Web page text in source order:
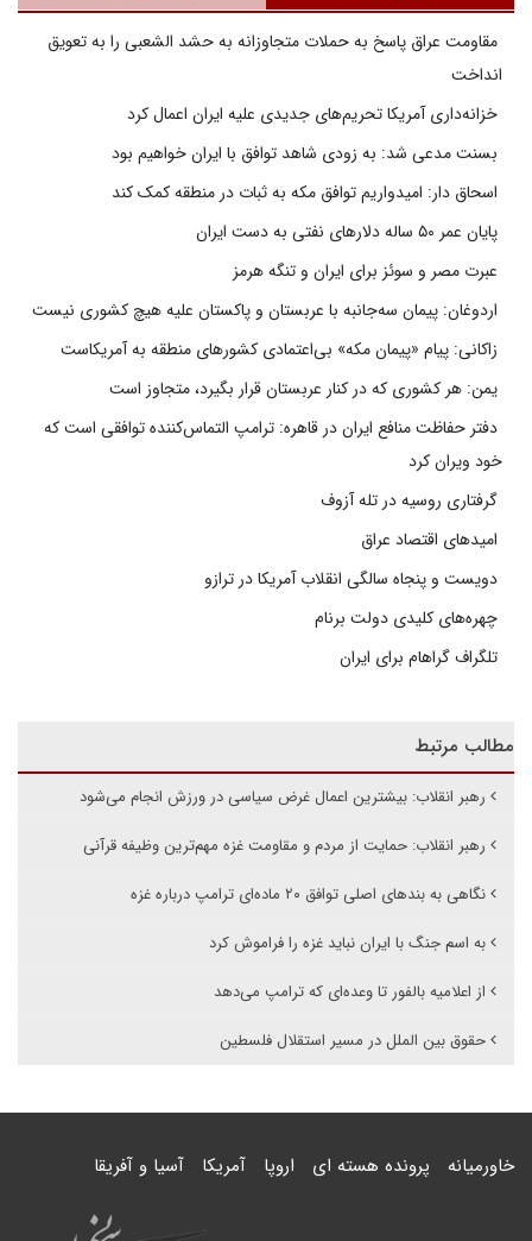
مقاومت عراق پاسخ به حملات متجاوزانه به حشد الشعبی را به تعویق
انداخت
خزانه‌داری آمریکا تحریم‌های جدیدی علیه ایران اعمال کرد
بسنت مدعی شد: به زودی شاهد توافق با ایران خواهیم بود
اسحاق دار: امیدواریم توافق مکه به ثبات در منطقه کمک کند
پایان عمر ۵۰ ساله دلارهای نفتی به دست ایران
عبرت مصر و سوئز برای ایران و تنگه هرمز
اردوغان: پیمان سه‌جانبه با عربستان و پاکستان علیه هیچ کشوری نیست
زاکانی: پیام «پیمان مکه» بی‌اعتمادی کشورهای منطقه به آمریکاست
یمن: هر کشوری که در کنار عربستان قرار بگیرد، متجاوز است
دفتر حفاظت منافع ایران در قاهره: ترامپ التماس‌کننده توافقی است که
خود ویران کرد
گرفتاری روسیه در تله آزوف
امیدهای اقتصاد عراق
دویست و پنجاه سالگی انقلاب آمریکا در ترازو
چهره‌های کلیدی دولت برنام
تلگراف گراهام برای ایران
مطالب مرتبط
رهبر انقلاب: بیشترین اعمال غرض سیاسی در ورزش انجام می‌شود
رهبر انقلاب: حمایت از مردم و مقاومت غزه مهم‌ترین وظیفه قرآنی
نگاهی به بندهای اصلی توافق ۲۰ ماده‌ای ترامپ درباره غزه
به اسم جنگ با ایران نباید غزه را فراموش کرد
از اعلامیه بالفور تا وعده‌ای که ترامپ می‌دهد
حقوق بین الملل در مسیر استقلال فلسطین
خاورمیانه پرونده هسته ای اروپا آمریکا آسیا و آفریقا